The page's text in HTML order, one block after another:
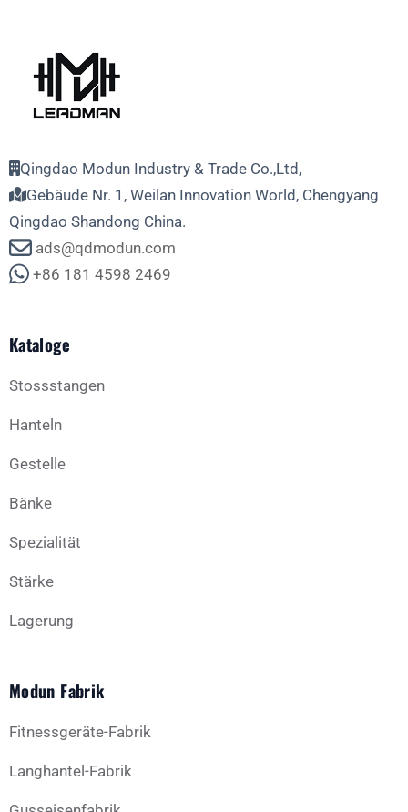
Qingdao Modun Industry & Trade Co.,Ltd,
Gebäude Nr. 1, Weilan Innovation World, Chengyang
Qingdao Shandong China.
ads@qdmodun.com
+86 181 4598 2469
Kataloge
Stossstangen
Hanteln
Gestelle
Bänke
Spezialität
Stärke
Lagerung
Modun Fabrik
Fitnessgeräte-Fabrik
Langhantel-Fabrik